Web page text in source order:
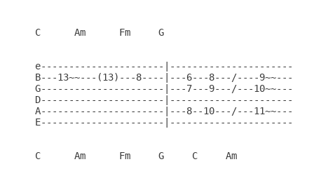
C      Am      Fm     G
e----------------------
B---13~~---(13)---8----|---6---8---/----9~~----
G----------------------|---7---9---/---10~~----
D----------------------
A----------------------|---8--10---/---11~~---
E----------------------
C      Am      Fm     G     C     Am